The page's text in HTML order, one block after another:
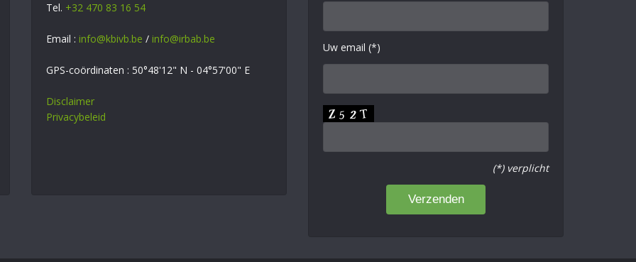
Tel. +32 470 83 16 54
Email : info@kbivb.be / info@irbab.be
GPS-coördinaten : 50°48'12" N - 04°57'00" E
Disclaimer
Privacybeleid
Uw email (*)
(*) verplicht